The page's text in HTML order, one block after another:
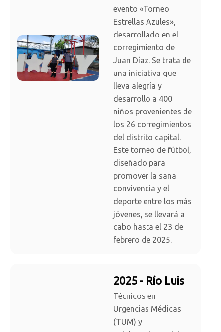
evento «Torneo
Estrellas Azules»,
desarrollado en el
corregimiento de
Juan Díaz. Se trata de
una iniciativa que
lleva alegría y
desarrollo a 400
niños provenientes de
los 26 corregimientos
del distrito capital.
Este torneo de fútbol,
diseñado para
promover la sana
convivencia y el
deporte entre los más
jóvenes, se llevará a
cabo hasta el 23 de
febrero de 2025.
2025 - Río Luis
Técnicos en
Urgencias Médicas
(TUM) y